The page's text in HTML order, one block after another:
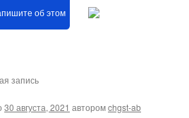
об этом
запись
30 августа, 2021 авторомchgst-ab